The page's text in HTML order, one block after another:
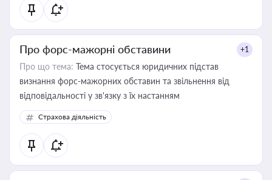
Про форс-мажорні обставини +1
Про що тема: Тема стосується юридичних підстав
визнання форс-мажорних обставин та звільнення від
відповідальності у зв'язку з їх настанням
Страхова діяльність